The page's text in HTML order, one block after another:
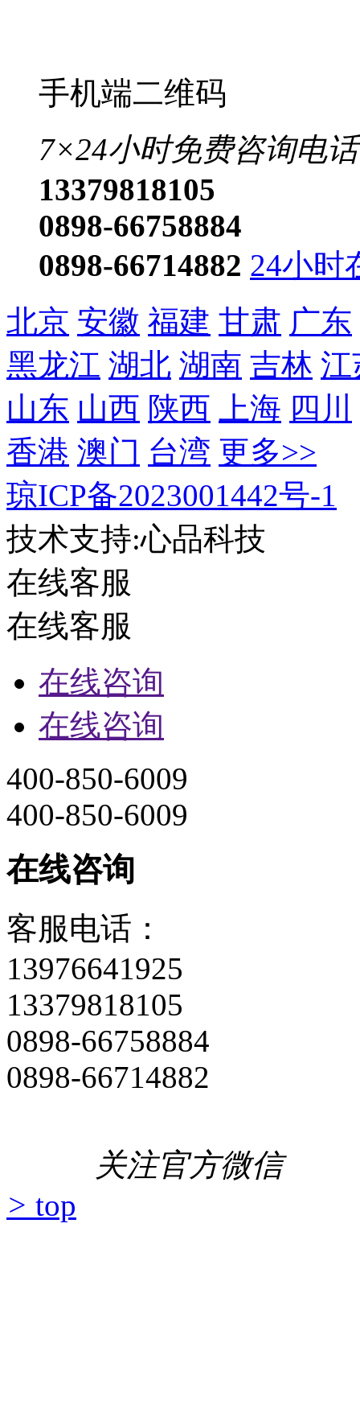
手机端二维码
7×24小时免费咨询电话
13379818105
0898-66758884
0898-66714882 24小时
北京 安徽 福建 甘肃 广东
黑龙江 湖北 湖南 吉林 江
山东 山西 陕西 上海 四川
香港 澳门 台湾 更多>>
琼ICP备2023001442号-1
技术支持:心品科技
在线客服
在线客服
在线咨询
在线咨询
400-850-6009
400-850-6009
在线咨询
客服电话：
13976641925
13379818105
0898-66758884
0898-66714882
关注官方微信
> top